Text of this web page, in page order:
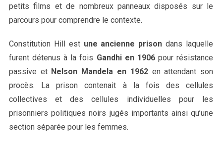
petits films et de nombreux panneaux disposés sur le
parcours pour comprendre le contexte.
Constitution Hill est une ancienne prison dans laquelle
furent détenus à la fois Gandhi en 1906pour résistance
passive et Nelson Mandela en 1962en attendant son
procès. La prison contenait à la fois des cellules
collectives et des cellules individuelles pour les
prisonniers politiques noirs jugés importants ainsi qu’une
section séparée pour les femmes.